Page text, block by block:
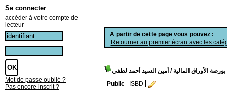
A partir de cette page vous pouvez :
Retourner au premier écran avec les
الأوراق المالية / أمين السيد أحمد لطفي
Public
ISBD
Se connecter
accéder à votre compte de
lecteur
Mot de passe oublié ?
Pas encore inscrit ?